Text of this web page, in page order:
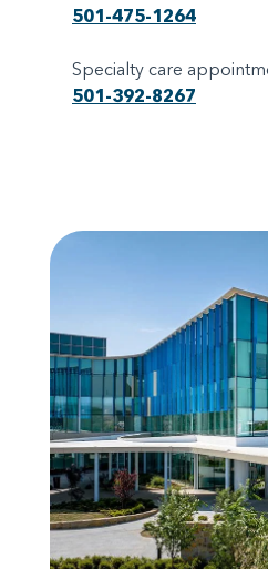
501-475-1264
Specialty care
501-392-8267